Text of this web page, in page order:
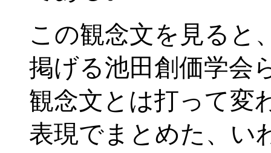
この観念文を見ると
掲げる池田創価学会
観念文とは打って変
表現でまとめた、い